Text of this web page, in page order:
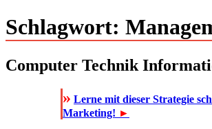
Schlagwort:
Computer Technik
» Lerne mit dieser Strategie
Marketing! ►